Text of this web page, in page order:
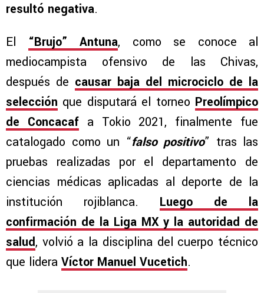
resultó negativa.
El “Brujo” Antuna, como se conoce al
mediocampista ofensivo de las Chivas,
después de causar baja del microciclo de la
selección que disputará el torneo Preolímpico
de Concacafa Tokio 2021, finalmente fue
catalogado como un “falso positivo” tras las
pruebas realizadas por el departamento de
ciencias médicas aplicadas al deporte de la
institución rojiblanca. Luego de la
confirmación de la Liga MX y la autoridad de
salud, volvió a la disciplina del cuerpo técnico
que lidera Víctor Manuel Vucetich.